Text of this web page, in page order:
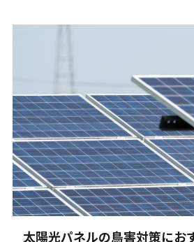
太陽光パネルの鳥害対策にお